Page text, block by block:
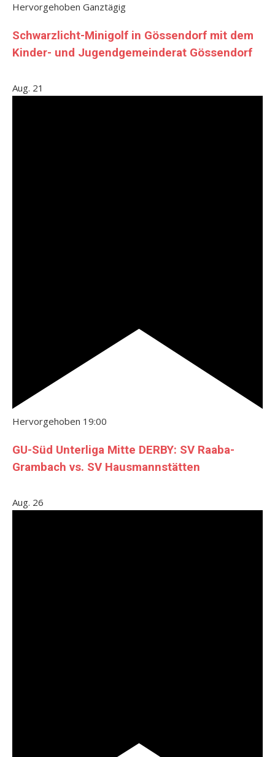
Hervorgehoben Ganztägig
Schwarzlicht-Minigolf in Gössendorf mit dem
Kinder- und Jugendgemeinderat Gössendorf
Aug. 21
Hervorgehoben 19:00
GU-Süd Unterliga Mitte DERBY: SV Raaba-
Grambach vs. SV Hausmannstätten
Aug. 26